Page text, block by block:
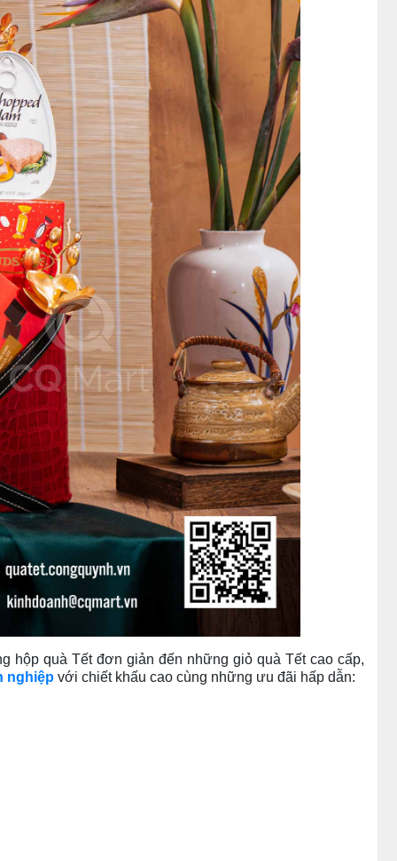
hộp quà Tết đơn giản đến những giỏ quà Tết cao cấp,
nghiệp với chiết khấu cao cùng những ưu đãi hấp dẫn: